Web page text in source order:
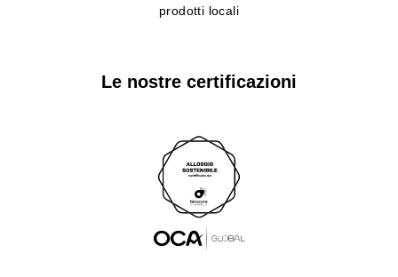
prodotti locali
Le nostre certificazioni